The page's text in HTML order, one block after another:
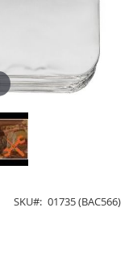
SKU 01735 (BAC566)